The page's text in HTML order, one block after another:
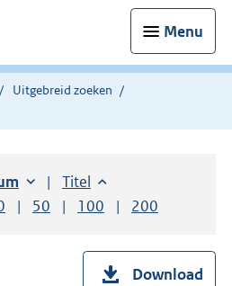
Menu
Uitgebreid zoeken
op:
oplopendSorteer op:
Titel oplopend
per pagina
resultaten per pagina
Toon
50 resultaten per pagina
Toon
100 resultaten per
Toon
200
Download